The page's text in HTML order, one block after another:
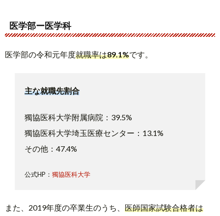
医学部ー医学科
医学部の令和元年度就職率は89.1%です。
主な就職先割合
獨協医科大学附属病院：39.5%
獨協医科大学埼玉医療センター：13.1%
その他：47.4%
公式HP： 獨協医科大学
また、2019年度の卒業生のうち、 医師国家試験合格者は